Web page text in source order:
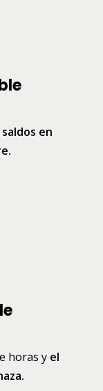
saldos en
horas y el